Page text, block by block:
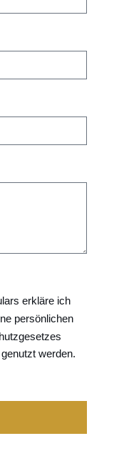
erkläre ich
persönlichen
werden.